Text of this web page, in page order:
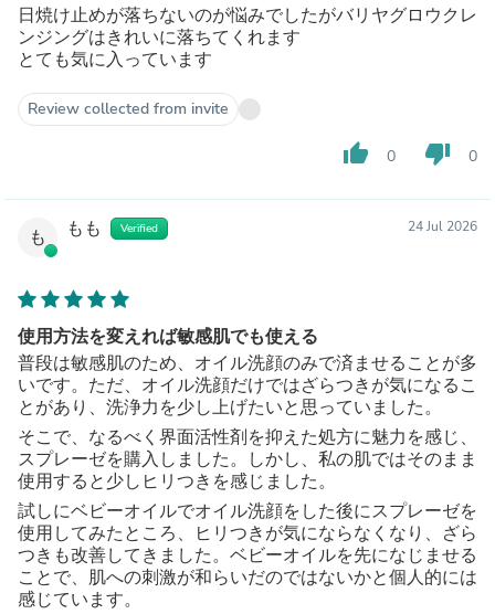
日焼け止めが落ちないのが悩みでしたがバリヤグロウクレ
ンジングはきれいに落ちてくれます
とても気に入っています
Review collected from invite
thumb_up 0 thumb_down 0
も もも Verified 24 Jul 2026
使用方法を変えれば敏感肌でも使える
普段は敏感肌のため、オイル洗顔のみで済ませることが多
いです。ただ、オイル洗顔だけではざらつきが気になるこ
とがあり、洗浄力を少し上げたいと思っていました。
そこで、なるべく界面活性剤を抑えた処方に魅力を感じ、
スプレーゼを購入しました。しかし、私の肌ではそのまま
使用すると少しヒリつきを感じました。
試しにベビーオイルでオイル洗顔をした後にスプレーゼを
使用してみたところ、ヒリつきが気にならなくなり、ざら
つきも改善してきました。ベビーオイルを先になじませる
ことで、肌への刺激が和らいだのではないかと個人的には
感じています。